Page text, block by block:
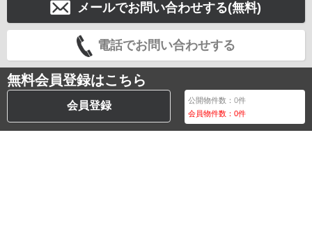
メールでお問い合わせする(無料)
電話でお問い合わせする
無料会員登録はこちら
会員登録 公開物件数：0件
会員物件数：0件